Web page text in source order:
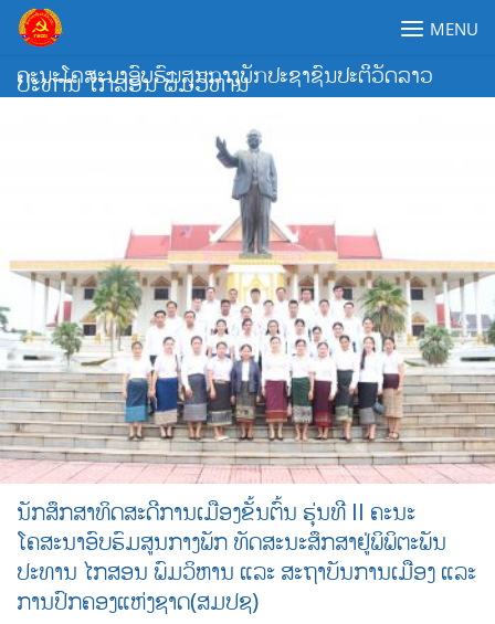
Skip
content
ຄະນະໂຄສະນາອົບຮົມສູນກາງພັກປະຊາຊົນປະຕິວັດລາວ
MENU
ປະທານ ໄກສອນ ພົມວິຫານ
ນັກສຶກສາທິດສະດີການເມືອງຂັ້ນຕົ້ນ ຮຸ່ນທີ II ຄະນະ
ໂຄສະນາອົບຮົມສູນກາງພັກ ທັດສະນະສຶກສາຢູ່ພິພິຕະພັນ
ປະທານ ໄກສອນ ພົມວິຫານ ແລະ ສະຖາບັນການເມືອງ ແລະ
ການປົກຄອງແຫ່ງຊາດ(ສມປຊ)